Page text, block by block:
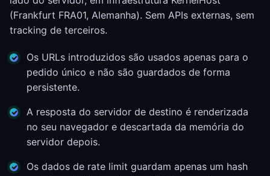
(Frankfurt FRA01, Alemanha). Sem APIs externas, sem
tracking de terceiros.
Os URLs introduzidos são usados apenas para o
pedido único e não são guardados de forma
persistente.
A resposta do servidor de destino é renderizada
no seu navegador e descartada da memória do
servidor depois.
Os dados de rate limit guardam apenas um hash